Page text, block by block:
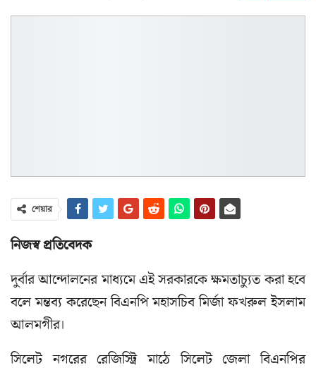
শেয়ার
নিজস্ব প্রতিবেদক
দুর্বার আন্দোলনের মাধ্যমে এই সরকারকে ক্ষমতাচ্যুত করা হবে
বলে মন্তব্য করেছেন বিএনপি মহাসচিব মির্জা ফখরুল ইসলাম
আলমগীর।
সিলেট নগরের রেজিস্ট্রি মাঠে সিলেট জেলা বিএনপির